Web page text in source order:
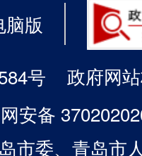
脑版
号
政府网
安备
市委、青岛市